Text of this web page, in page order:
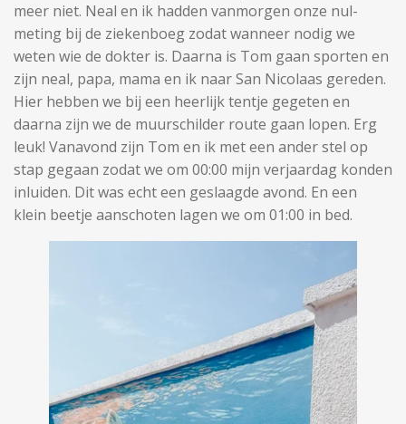
meer niet. Neal en ik hadden vanmorgen onze nul-
meting bij de ziekenboeg zodat wanneer nodig we
weten wie de dokter is. Daarna is Tom gaan sporten en
zijn neal, papa, mama en ik naar San Nicolaas gereden.
Hier hebben we bij een heerlijk tentje gegeten en
daarna zijn we de muurschilder route gaan lopen. Erg
leuk! Vanavond zijn Tom en ik met een ander stel op
stap gegaan zodat we om 00:00 mijn verjaardag konden
inluiden. Dit was echt een geslaagde avond. En een
klein beetje aanschoten lagen we om 01:00 in bed.